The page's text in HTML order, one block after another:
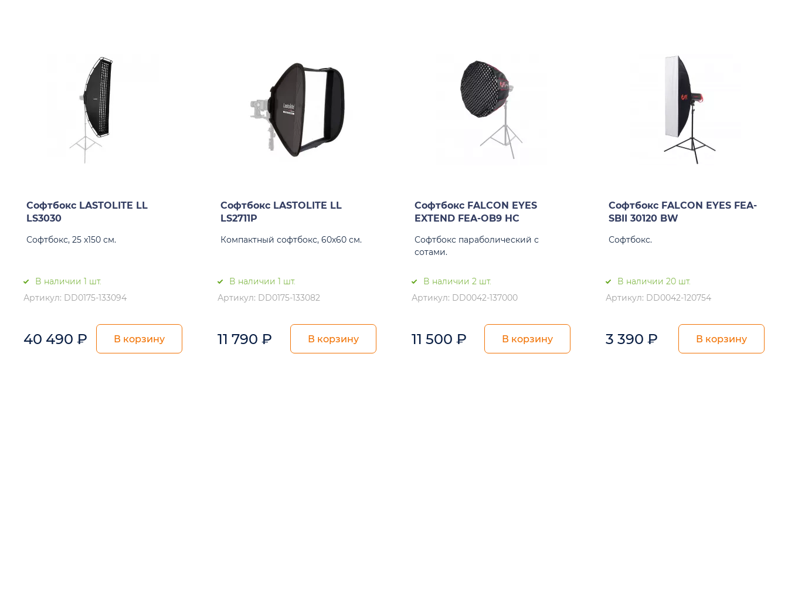
Софтбокс LASTOLITE LL
LS3030
Софтбокс, 25 x150 см.
В наличии 1 шт.
Артикул: DD0175-133094
40 490 ₽ В корзину
Софтбокс LASTOLITE LL
LS2711P
Компактный софтбокс, 60х60 см.
В наличии 1 шт.
Артикул: DD0175-133082
11 790 ₽ В корзину
Софтбокс FALCON EYES
EXTEND FEA-OB9 HC
Софтбокс параболический с
сотами.
В наличии 2 шт.
Артикул: DD0042-137000
11 500 ₽ В корзину
Софтбокс FALCON EYES FEA-
SBII 30120 BW
Софтбокс.
В наличии 20 шт.
Артикул: DD0042-120754
3 390 ₽ В корзину